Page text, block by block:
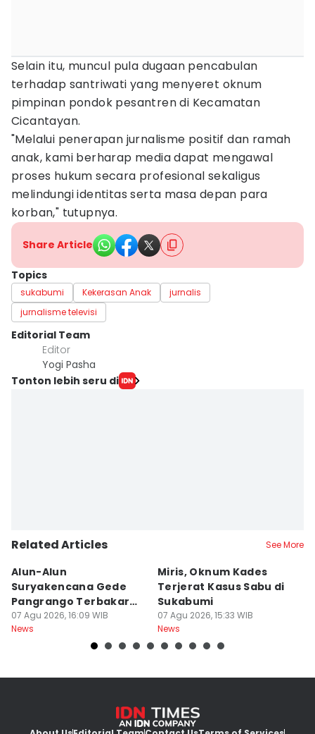
Selain itu, muncul pula dugaan pencabulan
terhadap santriwati yang menyeret oknum
pimpinan pondok pesantren di Kecamatan
Cicantayan.
"Melalui penerapan jurnalisme positif dan ramah
anak, kami berharap media dapat mengawal
proses hukum secara profesional sekaligus
melindungi identitas serta masa depan para
korban," tutupnya.
Share Article
Topics
sukabumi Kekerasan Anak
jurnalis
jurnalisme televisi
Editorial Team
Editor
Yogi Pasha
Tonton lebih seru di
Related Articles See More
Alun-Alun
Suryakencana Gede
Pangrango Terbakar
Gegara Kompor
Pendaki
07 Agu 2026, 16:09 WIB
News
Miris, Oknum Kades
Terjerat Kasus Sabu di
Sukabumi
07 Agu 2026, 15:33 WIB
News